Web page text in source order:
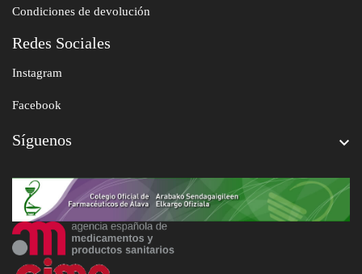
Condiciones de devolución
Redes Sociales
Instagram
Facebook
Síguenos 